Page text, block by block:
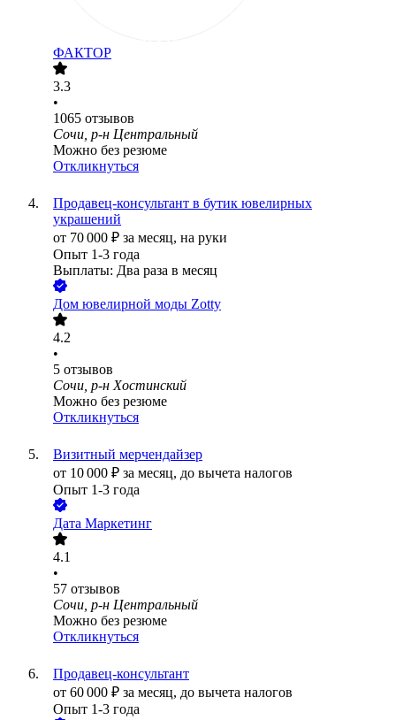
ФАКТОР
3.3
•
1065 отзывов
Сочи, р-н Центральный
Можно без резюме
Откликнуться
Продавец-консультант в бутик ювелирных
украшений
от 70 000 ₽ за месяц, на руки
Опыт 1-3 года
Выплаты: Два раза в месяц
Дом ювелирной моды Zotty
4.2
•
5 отзывов
Сочи, р-н Хостинский
Можно без резюме
Откликнуться
Визитный мерчендайзер
от 10 000 ₽ за месяц, до вычета налогов
Опыт 1-3 года
Дата Маркетинг
4.1
•
57 отзывов
Сочи, р-н Центральный
Можно без резюме
Откликнуться
Продавец-консультант
от 60 000 ₽ за месяц, до вычета налогов
Опыт 1-3 года